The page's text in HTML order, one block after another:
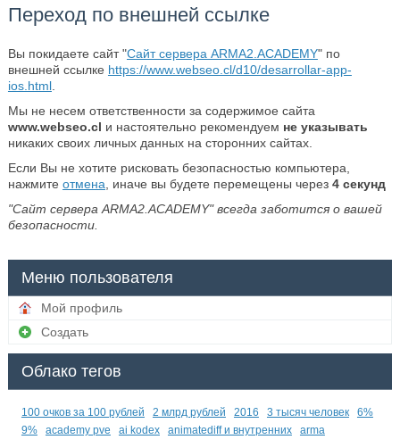
Переход по внешней ссылке
Вы покидаете сайт "Сайт сервера ARMA2.ACADEMY" по
внешней ссылке https://www.webseo.cl/d10/desarrollar-app-
ios.html.
Мы не несем ответственности за содержимое сайта
www.webseo.cl и настоятельно рекомендуем не указывать
никаких своих личных данных на сторонних сайтах.
Если Вы не хотите рисковать безопасностью компьютера,
нажмите отмена , иначе вы будете перемещены через 4секунд
"Сайт сервера ARMA2.ACADEMY" всегда заботится о вашей
безопасности.
Меню пользователя
Мой профиль
Создать
Облако тегов
100 очков за 100 рублей 2 млрд рублей 2016 3 тысяч человек
6%
9%
academy pve ai kodex animatediff и внутренних arma